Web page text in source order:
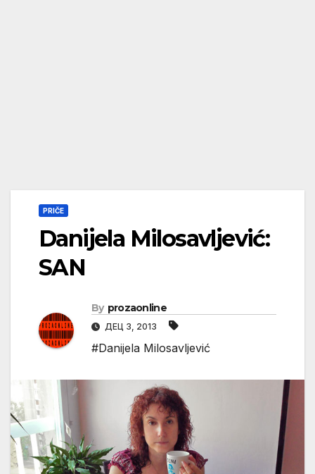
PRIČE
Danijela Milosavljević:
SAN
By prozaonline
ДЕЦ 3, 2013
#Danijela Milosavljević